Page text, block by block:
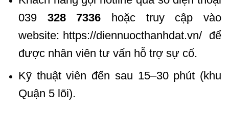
039 328 7336 hoặc truy cập vào
website: https://diennuocthanhdat.vn/để
được nhân viên tư vấn hỗ trợ sự cố.
Kỹ thuật viên đến sau 15–30 phút (khu
Quận 5 lõi).